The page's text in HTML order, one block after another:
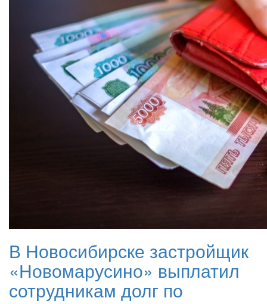
В Новосибирске застройщик
«Новомарусино» выплатил
сотрудникам долг по